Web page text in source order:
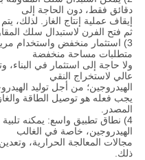
دقائق فقط، دون الحاجة إلى
إيقاف عملية إنتاج الغاز. لذلك،
ثم فتح الفرن لاستبدال سلك
3) استثمار منخفض واستخدام
متطلبات مساحة منخفضة
ولا حاجة إلى استثمار في
عالي لاستخراج النقي
الهيدروجين؛ من أجل توليد
يجب فعله هو توصيل الطاقة والغاز
المصدر.
4) نطاق تطبيق واسع: يمكنه
الهيدروجين، خاصة في الغالب
مجالات المعالجة الحرارية،
ذلك.